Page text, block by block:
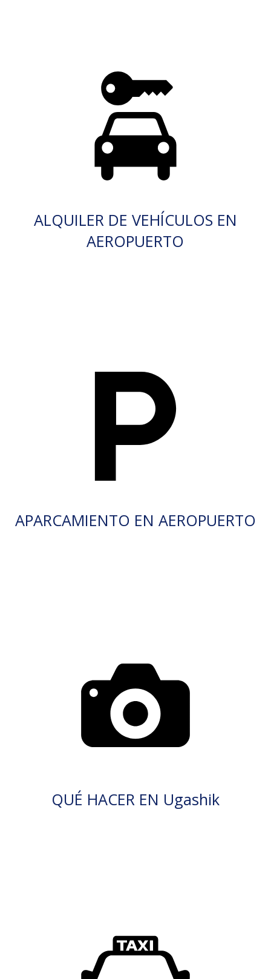
ALQUILER DE VEHÍCULOS EN
AEROPUERTO
APARCAMIENTO EN AEROPUERTO
QUÉ HACER EN Ugashik